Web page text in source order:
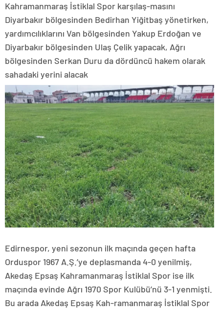
Kahramanmaraş İstiklal Spor karşılaş-masını
Diyarbakır bölgesinden Bedirhan Yiğitbaş yönetirken,
yardımcılıklarını Van bölgesinden Yakup Erdoğan ve
Diyarbakır bölgesinden Ulaş Çelik yapacak, Ağrı
bölgesinden Serkan Duru da dördüncü hakem olarak
sahadaki yerini alacak
Edirnespor, yeni sezonun ilk maçında geçen hafta
Orduspor 1967 A.Ş.’ye deplasmanda 4-0 yenilmiş,
Akedaş Epsaş Kahramanmaraş İstiklal Spor ise ilk
maçında evinde Ağrı 1970 Spor Kulübü’nü 3-1 yenmişti.
Bu arada Akedaş Epsaş Kah-ramanmaraş İstiklal Spor